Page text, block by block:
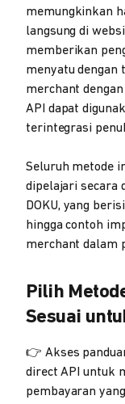
memungkinkan
langsung di
memberikan
menyatu dengan
merchant
API dapat
terintegrasi
Seluruh metode
dipelajari secara
DOKU, yang
hingga contoh
merchant dalam
Pilih
Sesuai
👉 Akses
direct API untuk
pembayaran